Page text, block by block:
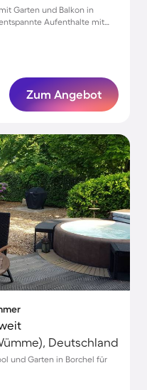
Garten und Balkon in
Aufenthalte mit
Zum Angebot
Deutschland
und Garten in Borchel für